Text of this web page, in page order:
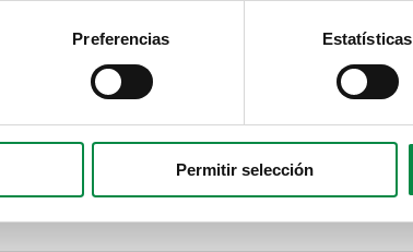
Preferencias Estatísticas
Permitir selección
é unha persoa e prever o envío automático de lixo.